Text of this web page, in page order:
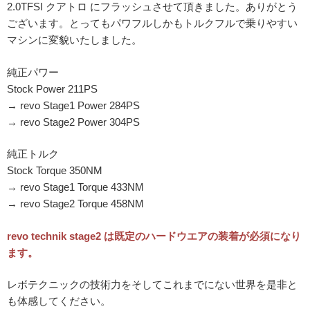
2.0TFSI クアトロ にフラッシュさせて頂きました。ありがとう
ございます。とってもパワフルしかもトルクフルで乗りやすい
マシンに変貌いたしました。
純正パワー
Stock Power 211PS
→ revo Stage1 Power 284PS
→ revo Stage2 Power 304PS
純正トルク
Stock Torque 350NM
→ revo Stage1 Torque 433NM
→ revo Stage2 Torque 458NM
revo technik stage2 は既定のハードウエアの装着が必須になり
ます。
レボテクニックの技術力をそしてこれまでにない世界を是非と
も体感してください。